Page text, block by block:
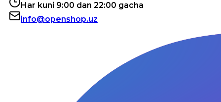
Har kuni 9:00 dan 22:00 gacha
info@openshop.uz